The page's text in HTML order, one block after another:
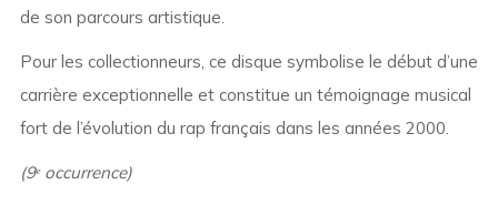
de son parcours artistique.
Pour les collectionneurs, ce disque symbolise le début d’une
carrière exceptionnelle et constitue un témoignage musical
fort de l’évolution du rap français dans les années 2000.
(9ᵉ occurrence)